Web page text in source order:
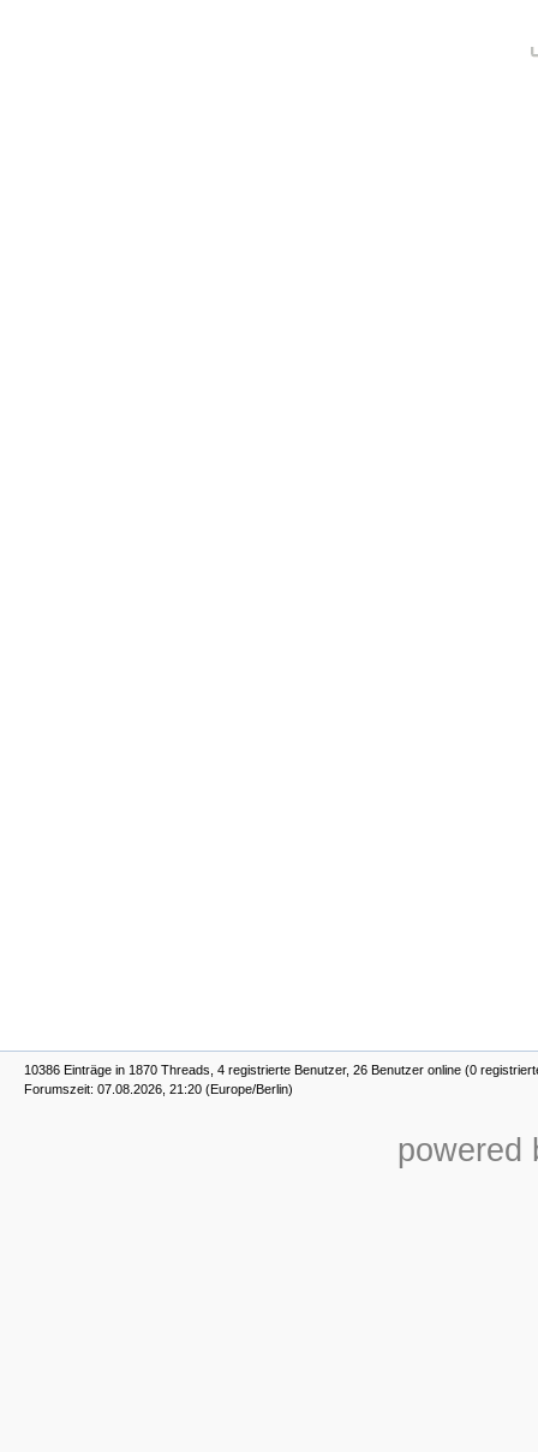
10386 Einträge in 1870 Threads, 4 registrierte Benutzer, 26 Benutzer online (0
Forumszeit: 07.08.2026, 21:20 (Europe/Berlin)
powered